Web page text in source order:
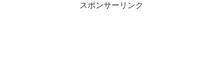
スポンサーリンク